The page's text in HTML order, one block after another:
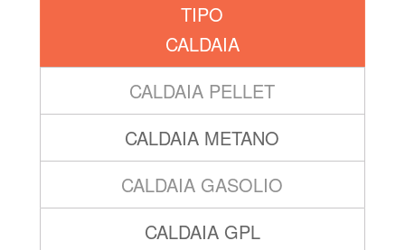
TIPO
CALDAIA
CALDAIA PELLET
CALDAIA METANO
CALDAIA GASOLIO
CALDAIA GPL